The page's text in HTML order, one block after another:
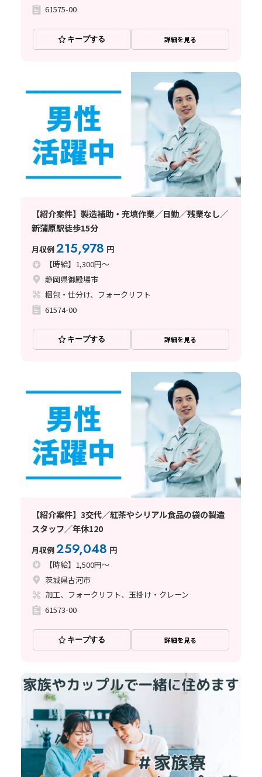
61575-00
キープする 詳細を見る
【紹介案件】製造補助・充填作業／日勤／残業なし／
新蒲原駅徒歩15分
月収例215,978 円
【時給】1,300円～
静岡県御殿場市
梱包・仕分け、フォークリフト
61574-00
キープする 詳細を見る
【紹介案件】3交代／紅茶やシリアル食品の袋の製造
スタッフ／年休120
月収例259,048 円
【時給】1,500円～
茨城県古河市
加工、フォークリフト、玉掛け・クレーン
61573-00
キープする 詳細を見る